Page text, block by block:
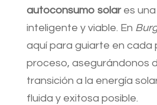
autoconsumo solares
inteligente y viable. En
aquí para guiarte en cada
proceso, asegurándonos
transición a la energía
fluida y exitosa posible.